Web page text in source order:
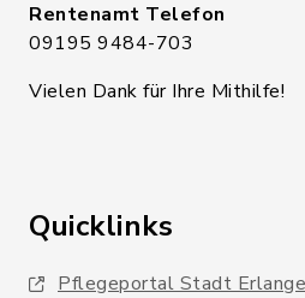
Rentenamt Telefon
09195 9484-703
Vielen Dank für Ihre Mithilfe!
Quicklinks
Pflegeportal Stadt